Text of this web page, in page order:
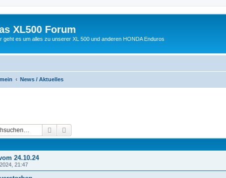
XL500 Forum
geht es um alles zu unserer XL 500 und anderen HONDA Enduros
News / Aktuelles
Suche
24.10.24
21:47